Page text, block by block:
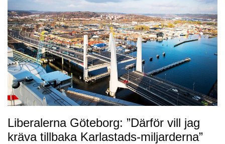
Liberalerna Göteborg: ”Därför vill jag
kräva tillbaka Karlastads-miljarderna”